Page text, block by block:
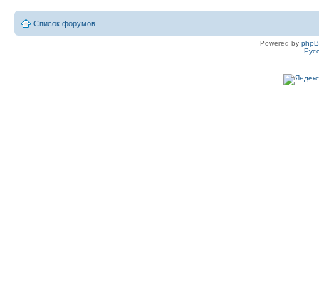
Список форумов
Powered by